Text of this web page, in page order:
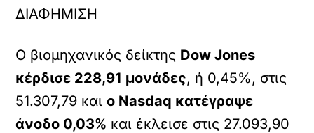
ΔΙΑΦΗΜΙΣΗ
Ο βιομηχανικός δείκτης Dow Jones
κέρδισε 228,91 μονάδες, ή 0,45%, στις
51.307,79 καιο Nasdaq κατέγραψε
άνοδο 0,03% και έκλεισε στις 27.093,90